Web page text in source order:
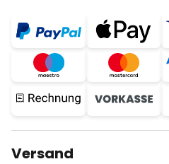
Versand